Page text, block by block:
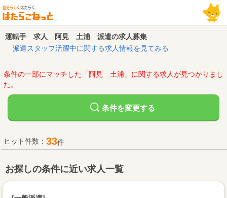
運転手 求人 阿見 土浦 派遣の求人募集
派遣スタッフ活躍中に関する求人情報を見てみる
条件の一部にマッチした「阿見 土浦」に関する求人が見つかりまし
た。
条件を変更する
ヒット件数： 33件
お探しの条件に近い求人一覧